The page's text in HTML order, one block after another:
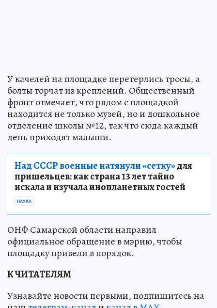
У качелей на площадке перетерлись тросы, а
болты торчат из креплений. Общественный
фронт отмечает, что рядом с площадкой
находится не только музей, но и дошкольное
отделение школы №12, так что сюда каждый
день приходят малыши.
Над СССР военные натянули «сетку»для
пришельцев: как страна 13 лет тайно
искала и изучала инопланетных гостей
НАУКА
ОНФ Самарской области направил
официальное обращение в мэрию, чтобы
площадку привели в порядок.
К ЧИТАТЕЛЯМ
Узнавайте новости первыми, подпишитесь на